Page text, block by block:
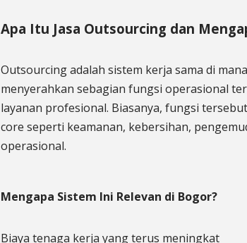
Apa Itu Jasa Outsourcing dan
Outsourcing adalah sistem kerja sama di
menyerahkan sebagian fungsi operasional
layanan profesional. Biasanya, fungsi
core seperti keamanan, kebersihan,
operasional.
Mengapa Sistem Ini Relevan di Bogor?
Biaya tenaga kerja yang terus meningkat